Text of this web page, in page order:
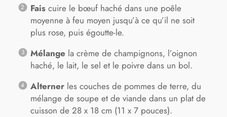
Faiscuire le bœuf haché dans une poêle
moyenne à feu moyen jusqu’à ce qu’il ne soit
plus rose, puis égoutte-le.
Mélange la crème de champignons, l’oignon
haché, le lait, le sel et le poivre dans un bol.
Alternerles couches de pommes de terre, du
mélange de soupe et de viande dans un plat de
cuisson de 28 x 18 cm (11 x 7 pouces).